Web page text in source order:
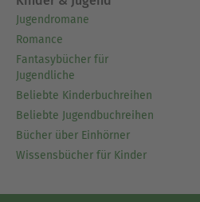
Jugendromane
Romance
Fantasybücher für
Jugendliche
Beliebte Kinderbuchreihen
Beliebte Jugendbuchreihen
Bücher über Einhörner
Wissensbücher für Kinder